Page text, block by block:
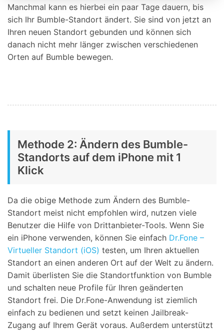
Manchmal kann es hierbei ein paar Tage dauern, bis
sich Ihr Bumble-Standort ändert. Sie sind von jetzt an
Ihren neuen Standort gebunden und können sich
danach nicht mehr länger zwischen verschiedenen
Orten auf Bumble bewegen.
Methode 2: Ändern des Bumble-
Standorts auf dem iPhone mit 1
Klick
Da die obige Methode zum Ändern des Bumble-
Standort meist nicht empfohlen wird, nutzen viele
Benutzer die Hilfe von Drittanbieter-Tools. Wenn Sie
ein iPhone verwenden, können Sie einfach Dr.Fone –
Virtueller Standort (iOS) testen, um Ihren aktuellen
Standort an einen anderen Ort auf der Welt zu ändern.
Damit überlisten Sie die Standortfunktion von Bumble
und schalten neue Profile für Ihren geänderten
Standort frei. Die Dr.Fone-Anwendung ist ziemlich
einfach zu bedienen und setzt keinen Jailbreak-
Zugang auf Ihrem Gerät voraus. Außerdem unterstützt